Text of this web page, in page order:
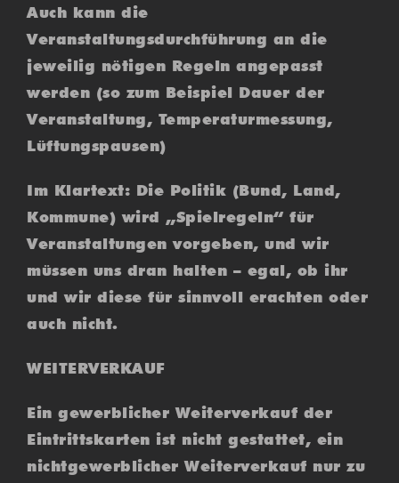
Auch kann die
Veranstaltungsdurchführung an die
jeweilig nötigen Regeln angepasst
werden (so zum Beispiel Dauer der
Veranstaltung, Temperaturmessung,
Lüftungspausen)
Im Klartext: Die Politik (Bund, Land,
Kommune) wird „Spielregeln“ für
Veranstaltungen vorgeben, und wir
müssen uns dran halten – egal, ob ihr
und wir diese für sinnvoll erachten oder
auch nicht.
WEITERVERKAUF
Ein gewerblicher Weiterverkauf der
Eintrittskarten ist nicht gestattet, ein
nichtgewerblicher Weiterverkauf nur zu